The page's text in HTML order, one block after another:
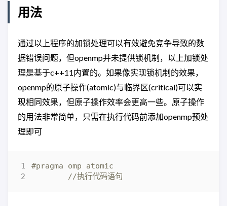
用法
通过以上程序的加锁处理可以有效避免竞争导致的数
据错误问题，但openmp并未提供锁机制，以上加锁处
理是基于c++11内置的。如果像实现锁机制的效果，
openmp的原子操作(atomic)与临界区(critical)可以实
现相同效果，但原子操作效率会更高一些。原子操作
的用法非常简单，只需在执行代码前添加openmp预处
理即可